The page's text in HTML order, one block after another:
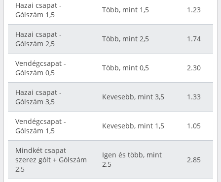
Hazai csapat -
Gólszám 1,5
Több, mint 1,5 1.23
Hazai csapat -
Gólszám 2,5
Több, mint 2,5 1.74
Vendégcsapat -
Gólszám 0,5
Több, mint 0,5 2.30
Hazai csapat -
Gólszám 3,5
Kevesebb, mint 3,5 1.33
Vendégcsapat -
Gólszám 1,5
Kevesebb, mint 1,5 1.05
Mindkét csapat
szerez gólt + Gólszám
2,5
Igen és több, mint
2,5
2.85